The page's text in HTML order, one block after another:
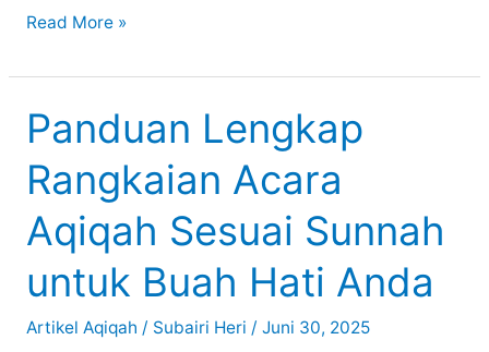
Bolehkah
Daging
Aqiqah
Sendiri
Read More »
Panduan Lengkap
Rangkaian Acara
Aqiqah Sesuai Sunnah
untuk Buah Hati Anda
Artikel Aqiqah / Subairi Heri / Juni 30, 2025